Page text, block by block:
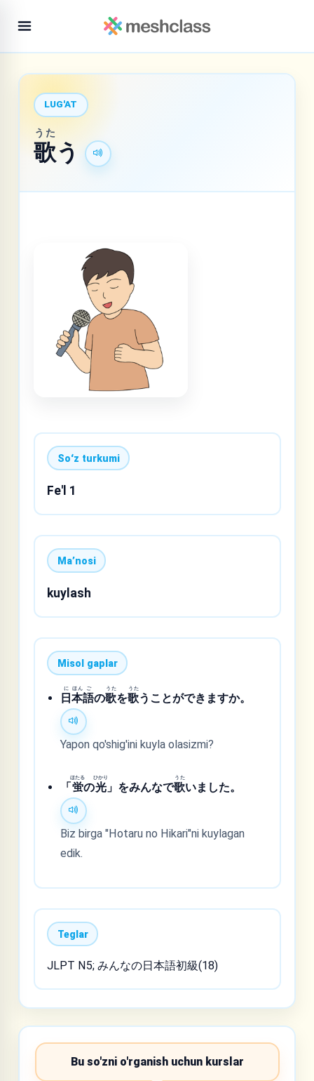
LUG'AT
歌
うた
う
Soʻz turkumi
Fe'l 1
Maʼnosi
kuylash
Misol gaplar
日
に
本
ほん
語
ご
の歌
うた
を歌
うた
うことができますか。
Yapon qo'shig'ini kuyla olasizmi?
「蛍
ほたる
の光
ひかり
」をみんなで歌
うた
いました。
Biz birga "Hotaru no Hikari"ni kuylagan
edik.
Teglar
JLPT N5; みんなの日本語初級(18)
Bu so'zni o'rganish uchun kurslar